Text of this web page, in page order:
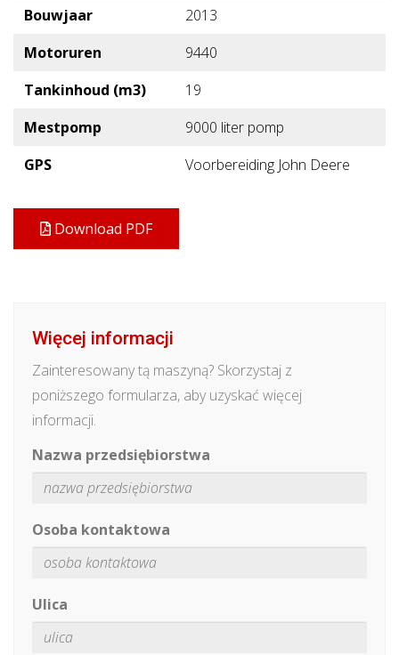
Bouwjaar
2013
Motoruren
9440
Tankinhoud (m3)
19
Mestpomp
9000 liter pomp
GPS
Voorbereiding John Deere
Download PDF
Więcej informacji
Zainteresowany tą maszyną? Skorzystaj z
poniższego formularza, aby uzyskać więcej
informacji.
Nazwa przedsiębiorstwa
Osoba kontaktowa
Ulica